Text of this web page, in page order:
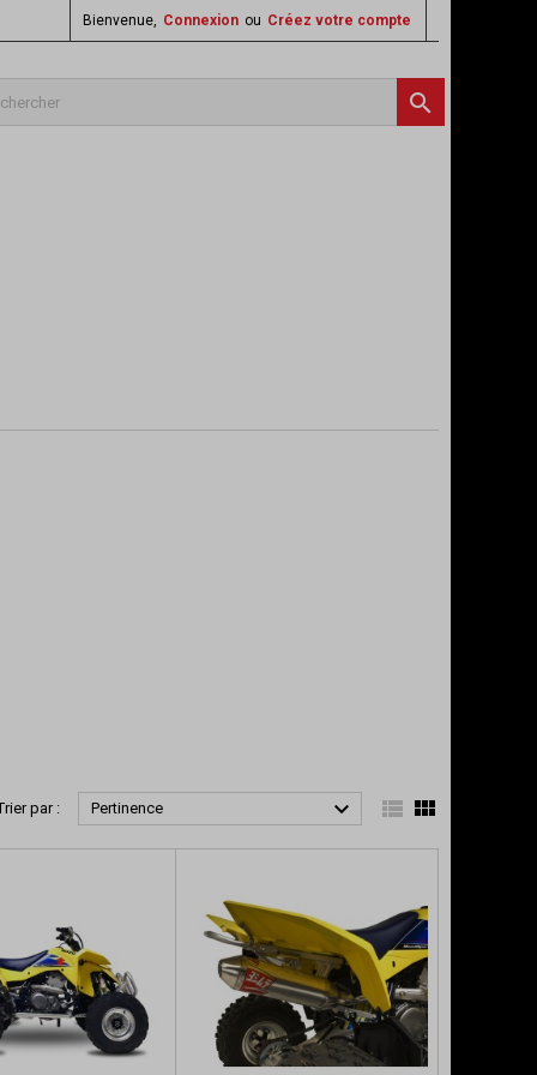
Bienvenue, Connexion ou Créez votre compte

par : Pertinence   